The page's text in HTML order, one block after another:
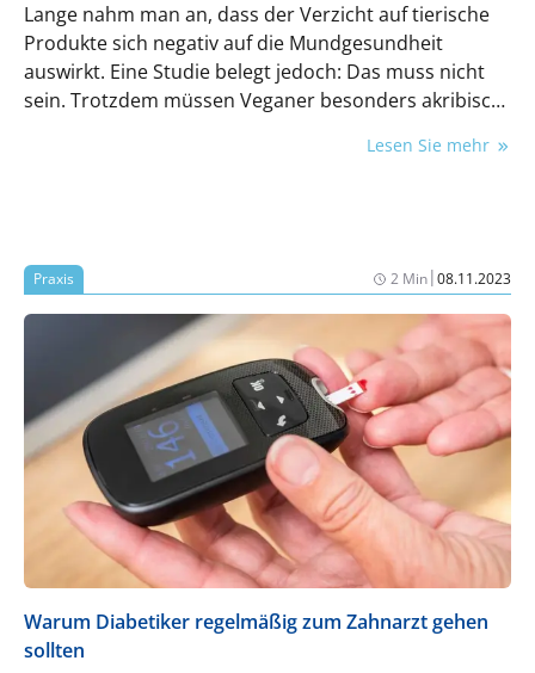
Lange nahm man an, dass der Verzicht auf tierische
Produkte sich negativ auf die Mundgesundheit
auswirkt. Eine Studie belegt jedoch: Das muss nicht
sein. Trotzdem müssen Veganer besonders akribisch
auch weitere wichtige Regeln beachten.Lesen Sie mehr
Praxis 2 Min|08.11.2023
Warum Diabetiker regelmäßig zum Zahnarzt gehen
sollten